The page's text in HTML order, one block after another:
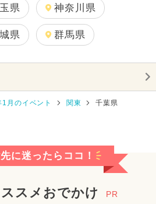
県 神奈川県
県 群馬県
月のイベント 関東 千葉県
に迷ったらココ！
スメおでかけ PR